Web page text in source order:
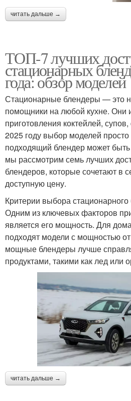
читать дальше →
ТОП-7 лучших
стационарных
года: обзор моделей
Стационарные блендеры — это
помощники на любой кухне. Они
приготовления коктейлей,
2025 году выбор моделей
подходящий блендер может
мы рассмотрим семь лучших
блендеров, которые сочетают в
доступную цену.
Критерии выбора
Одним из ключевых факторов
является его мощность. Для
подходят модели с мощностью
мощные блендеры лучше
продуктами, такими как лед или
читать дальше →